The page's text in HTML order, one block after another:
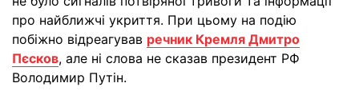
про найближчі укриття. При цьому на подію
побіжно відреагував речник Кремля Дмитро
Пєсков, але ні слова не сказав президент РФ
Володимир Путін.